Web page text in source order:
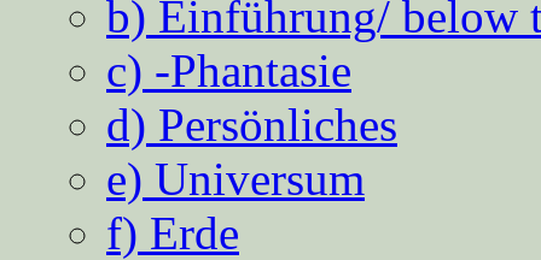
b) Einführung/ below
c) -Phantasie
d) Persönliches
e) Universum
f) Erde